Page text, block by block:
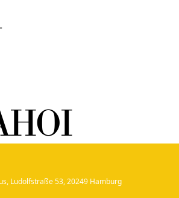
, Ludolfstraße 53, 20249 Hamburg